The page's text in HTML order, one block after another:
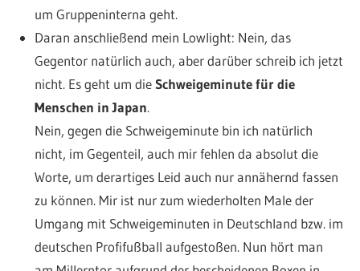
um Gruppeninterna geht.
Daran anschließend mein Lowlight: Nein, das
Gegentor natürlich auch, aber darüber schreib ich jetzt
nicht. Es geht um dieSchweigeminute für die
Menschen in Japan.
Nein, gegen die Schweigeminute bin ich natürlich
nicht, im Gegenteil, auch mir fehlen da absolut die
Worte, um derartiges Leid auch nur annähernd fassen
zu können. Mir ist nur zum wiederholten Male der
Umgang mit Schweigeminuten in Deutschland bzw. im
deutschen Profifußball aufgestoßen. Nun hört man